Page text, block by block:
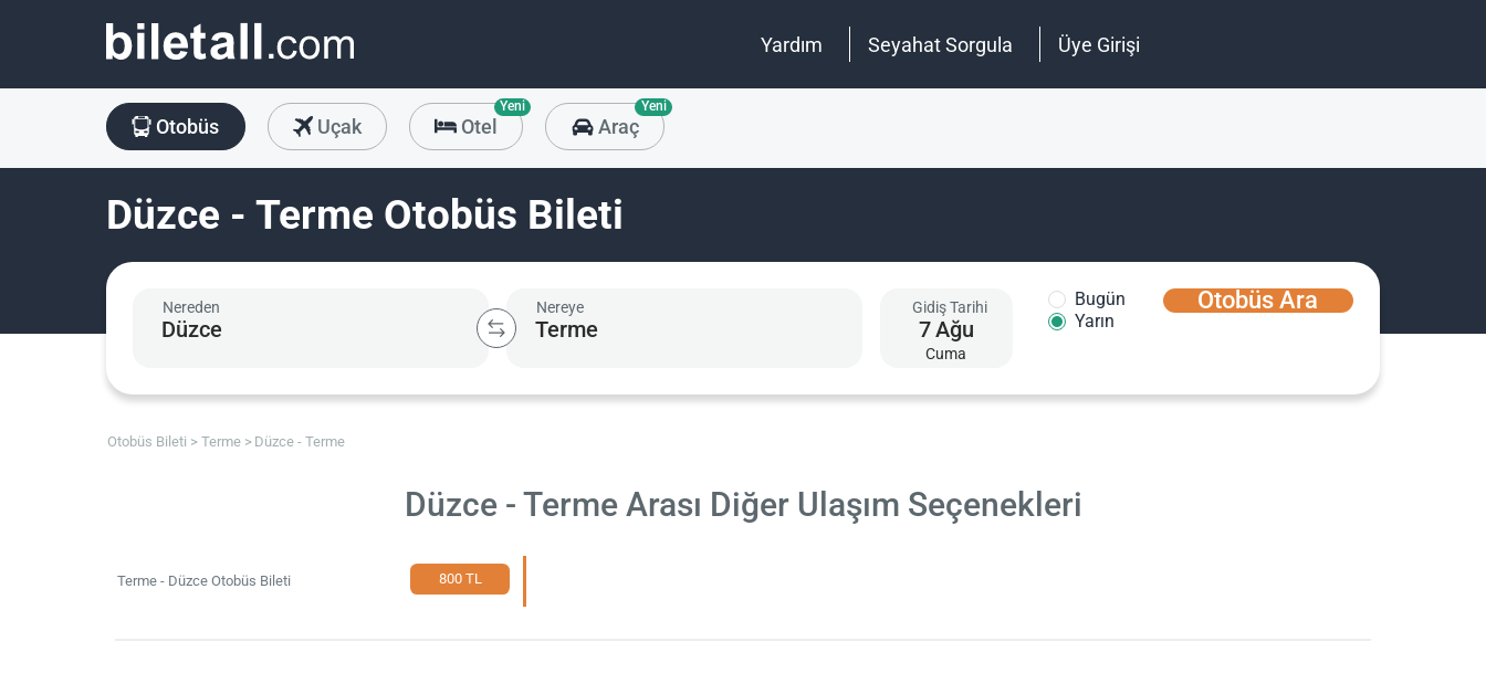
Yardım Seyahat Sorgula Üye Girişi
Otobüs Uçak Otel
Yeni
Araç
Yeni
Düzce - Terme Otobüs Bileti
Nereden Nereye Gidiş Tarihi
7Ağu
Cuma
Bugün
Yarın
Otobüs Ara
Otobüs Bileti Terme Düzce - Terme
Düzce - Terme Arası Diğer Ulaşım Seçenekleri
Terme - Düzce Otobüs Bileti 800 TL